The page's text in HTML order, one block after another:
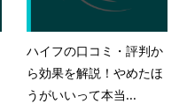
ハイフの口コミ・評判か
ら効果を解説！やめたほ
うがいいって本当...